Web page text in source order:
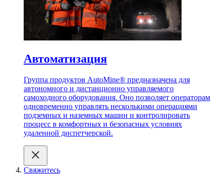
Автоматизация
Группа продуктов AutoMine® предназначена для
автономного и дистанционно управляемого
самоходного оборудования. Оно позволяет операторам
одновременно управлять несколькими операциями
подземных и наземных машин и контролировать
процесс в комфортных и безопасных условиях
удаленной диспетчерской.
Свяжитесь